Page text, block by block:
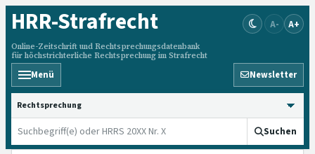
HRR-Strafrecht
Online-Zeitschrift und Rechtsprechungsdatenbank
für höchstrichterliche Rechtsprechung im Strafrecht
A- A+
Menü Newsletter
HRRS durchsuchen
Suchen